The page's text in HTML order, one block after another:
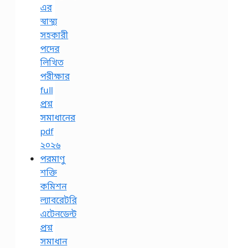
এর
স্বাস্থ্য
সহকারী
পদের
লিখিত
পরীক্ষার
full
প্রশ্ন
সমাধানের
pdf
২০২৬
পরমাণু
শক্তি
কমিশন
ল্যাবরেটরি
এটেনডেন্ট
প্রশ্ন
সমাধান